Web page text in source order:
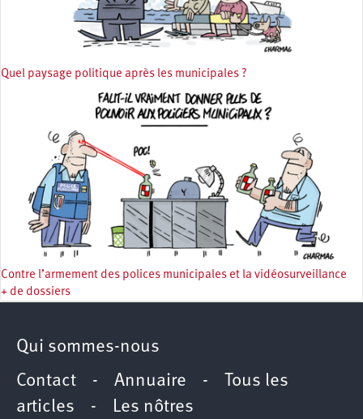
Quel paysage politique après les municipales ?
Contre l’armement des polices municipales et la vidéosurveillance
+ de dossiers
Qui sommes-nous
Contact - Annuaire -
Tous les
articles - Les nôtres